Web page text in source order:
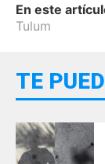
En este
Tulum
TE